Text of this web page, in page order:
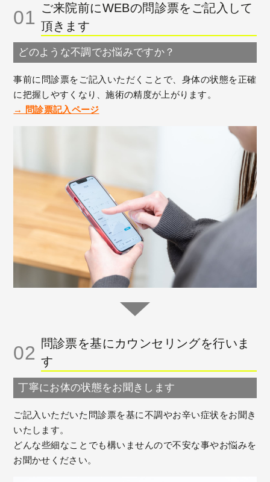
01 ご来院前にWEBの問診票をご記入して
頂きます
どのような不調でお悩みですか？
事前に問診票をご記入いただくことで、身体の状態を正確
に把握しやすくなり、施術の精度が上がります。
→ 問診票記入ページ
02 問診票を基にカウンセリングを行いま
す
丁寧にお体の状態をお聞きします
ご記入いただいた問診票を基に不調やお辛い症状をお聞き
いたします。
どんな些細なことでも構いませんので不安な事やお悩みを
お聞かせください。